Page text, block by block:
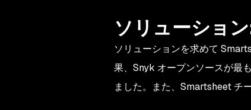
ソリューショ
ソリューションを求めて
果、Snyk オープンソースが最
ました。また、Smartsheet チ